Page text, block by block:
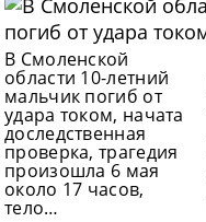
В Смоленской
области 10-летний
мальчик погиб от
удара током, начата
доследственная
проверка, трагедия
произошла 6 мая
около 17 часов,
тело…